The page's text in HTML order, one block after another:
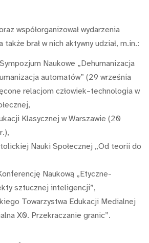
współorganizował wydarzenia
także brał w nich aktywny udział, m.in.:
Naukowe „Dehumanizacja
automatów” (29 września
relacjom człowiek–technologia w
Klasycznej w Warszawie (20
Nauki Społecznej „Od teorii do
Naukową „Etyczne-
sztucznej inteligencji”,
Towarzystwa Edukacji Medialnej
X0. Przekraczanie granic”.